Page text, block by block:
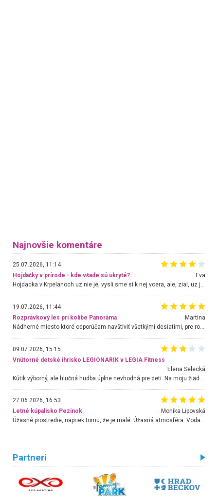
Najnovšie komentáre
25.07.2026, 11:14
Hojdačky v prírode - kde všade sú ukryté?
Eva
Hojdacka v Krpelanoch uz nie je, vysli sme si k nej vcera, ale, zial, uz je znicena. Ak sem planujete cestu len kvoli hojdacke, mozete si ju usetrit. Krasny vyhlad je tu vsak aj bez hojdacky :-)
19.07.2026, 11:44
Rozprávkový les pri kolibe Panoráma
Martina
Nádherné miesto ktoré odporúčam navštíviť všetkými desiatimi, pre rodiny s deťmi, dôchodcom... Proste a jednoducho ozaj rozprávkový les.. určite ešte prídeme. Odniesli sme si na pamiatku krásne tričká,
09.07.2026, 15:15
Vnútorné detské ihrisko LEGIONARIK v LEGIA Fitness
Elena Selecká
27.06.2026, 16:53
Letné kúpalisko Pezinok
. Monika Lipovská
Úžasné prostredie, napriek tomu, že je malé. Úžasná atmosféra. Voda fantastická a nádherná. Ľudí je pomerne veľa, ale su mili a ohľaduplní. Je veľmi zaujímavé sledovať, ako dokážu spolu športovať cudzí ľudia a bez ohľadu na vek. Vládne tu pohoda. Vnuka neviem dostať z vody. Ďakujem za krásny deň . Urcite sa sem vrátim. Jediný problém je s parkovaním, ale aj ten sa mi podarilo vyriešiť. Monika Bratislava
Partneri